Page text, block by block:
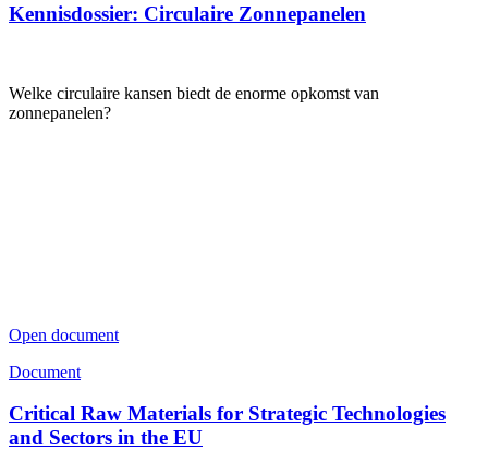
Kennisdossier: Circulaire Zonnepanelen
Welke circulaire kansen biedt de enorme opkomst van
zonnepanelen?
Open document
Document
Critical Raw Materials for Strategic Technologies
and Sectors in the EU